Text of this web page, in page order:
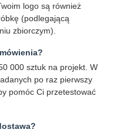
logo są również
(podlegającą
zbiorczym).
000 sztuk na projekt. W
po raz pierwszy
pomóc Ci przetestować